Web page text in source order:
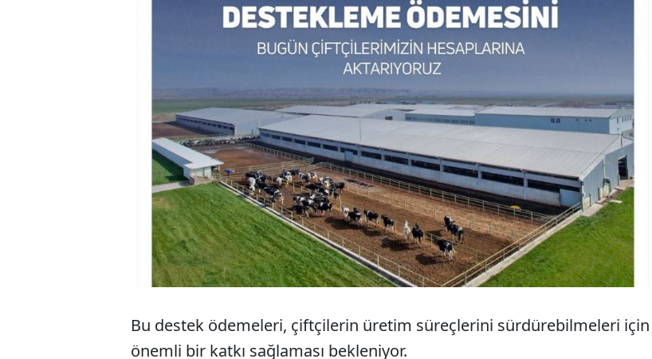
Bu destek ödemeleri, çiftçilerin üretim süreçlerini sürdürebilmeleri için
önemli bir katkı sağlaması bekleniyor.